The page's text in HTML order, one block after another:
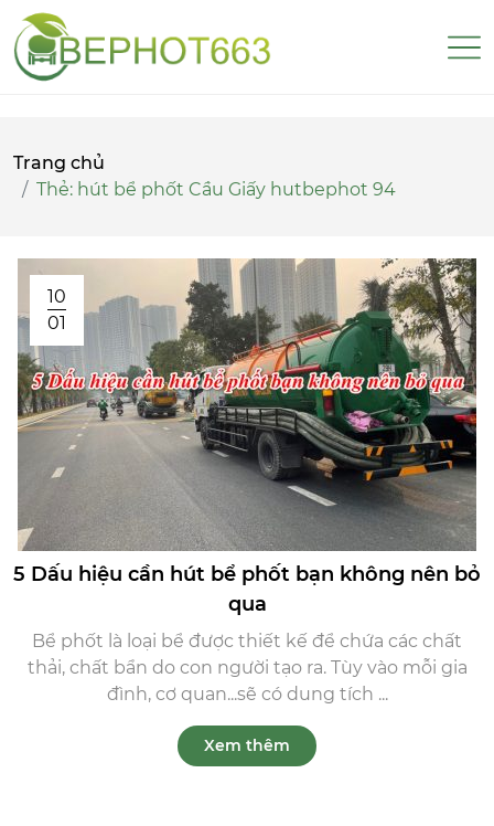
Trang chủ
Thẻ: hút bể phốt Cầu Giấy hutbephot 94
10
01
5 Dấu hiệu cần hút bể phốt bạn không nên bỏ
qua
Bể phốt là loại bể được thiết kế để chứa các chất
thải, chất bẩn do con người tạo ra. Tùy vào mỗi gia
đình, cơ quan...sẽ có dung tích ...
Xem thêm